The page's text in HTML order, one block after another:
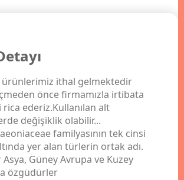
ürünlerimiz ithal gelmektedir
önce firmamızla irtibata
ederiz.Kullanılan alt
değişiklik olabilir...
familyasının tek cinsi
yer alan türlerin ortak adı.
Güney Avrupa ve Kuzey
özgüdürler